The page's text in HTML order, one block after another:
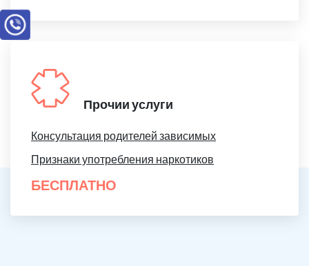
Прочии услуги
Консультация родителей зависимых
Признаки употребления наркотиков
БЕСПЛАТНО